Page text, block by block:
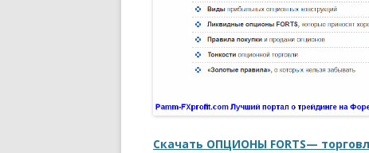
Скачать ОПЦИОНЫ FORTS—